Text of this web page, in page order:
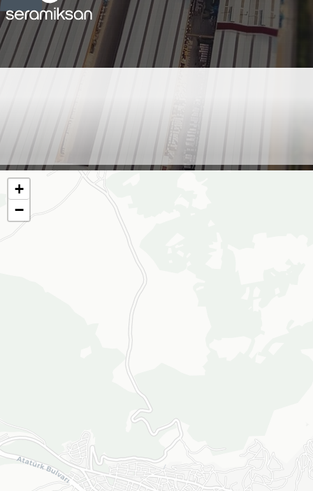
TESİSAT - MUSTAFA
DAĞLI
+
−